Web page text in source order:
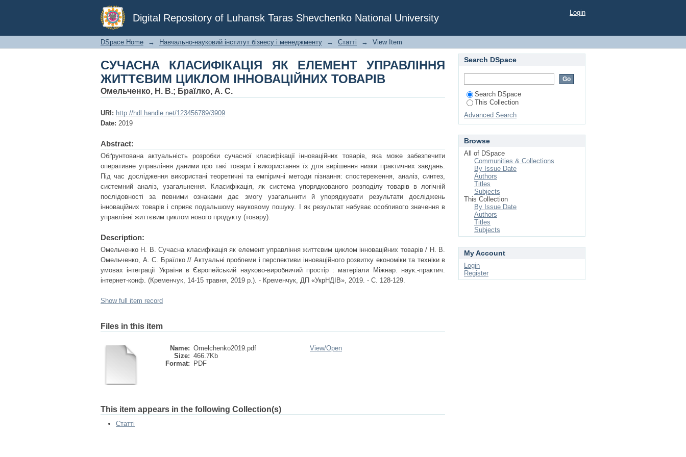
Digital Repository of Luhansk Taras Shevchenko National University
СУЧАСНА КЛАСИФІКАЦІЯ ЯК ЕЛЕМЕНТ УПРАВЛІННЯ ЖИТТЄВИМ ЦИКЛОМ
ІННОВАЦІЙНИХ ТОВАРІВ
Login
DSpace Home → Навчально-науковий інститут бізнесу і менеджменту → Статті → View Item
СУЧАСНА КЛАСИФІКАЦІЯ ЯК ЕЛЕМЕНТ УПРАВЛІННЯ
ЖИТТЄВИМ ЦИКЛОМ ІННОВАЦІЙНИХ ТОВАРІВ
Омельченко, Н. В.; Браїлко, А. С.
URI: http://hdl.handle.net/123456789/3909
Date: 2019
Abstract:
Обґрунтована актуальність розробки сучасної класифікації інноваційних товарів, яка може забезпечити
оперативне управління даними про такі товари і використання їх для вирішення низки практичних завдань.
Під час дослідження використані теоретичні та емпіричні методи пізнання: спостереження, аналіз, синтез,
системний аналіз, узагальнення. Класифікація, як система упорядкованого розподілу товарів в логічній
послідовності за певними ознаками дає змогу узагальнити й упорядкувати результати досліджень
інноваційних товарів і сприяє подальшому науковому пошуку. І як результат набуває особливого значення в
управлінні життєвим циклом нового продукту (товару).
Description:
Омельченко Н. В. Сучасна класифікація як елемент управління життєвим циклом інноваційних товарів / Н. В.
Омельченко, А. С. Браїлко // Актуальні проблеми і перспективи інноваційного розвитку економіки та техніки в
умовах інтеграції України в Європейський науково-виробничий простір : матеріали Міжнар. наук.-практич.
інтернет-конф. (Кременчук, 14-15 травня, 2019 р.). - Кременчук, ДП «УкрНДІВ», 2019. - С. 128-129.
Show full item record
Files in this item
Name: Omelchenko2019.pdf
Size: 466.7Kb
Format:
PDF
View/Open
This item appears in the following Collection(s)
Статті
Search DSpace
Search DSpace
This Collection
Advanced Search
Browse
All of DSpace
Communities & Collections
By Issue Date
Authors
Titles
Subjects
This Collection
By Issue Date
Authors
Titles
Subjects
My Account
Login
Register